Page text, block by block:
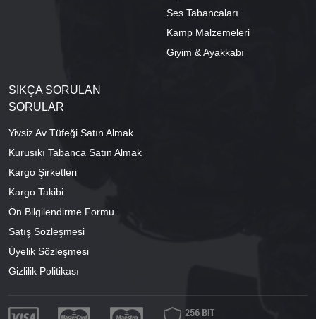
Ses Tabancaları
Kamp Malzemeleri
Giyim & Ayakkabı
SIKÇA SORULAN
SORULAR
Yivsiz Av Tüfeği Satın Almak
Kurusıkı Tabanca Satın Almak
Kargo Şirketleri
Kargo Takibi
Ön Bilgilendirme Formu
Satış Sözleşmesi
Üyelik Sözleşmesi
Gizlilik Politikası